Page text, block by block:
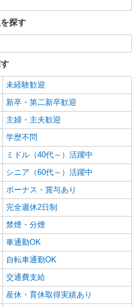
探す
未経験歓迎
新卒・第二新卒歓迎
主婦・主夫歓迎
学歴不問
ミドル（40代～）活躍中
シニア（60代～）活躍中
ボーナス・賞与あり
完全週休2日制
禁煙・分煙
車通勤OK
自転車通勤OK
交通費支給
産休・育休取得実績あり